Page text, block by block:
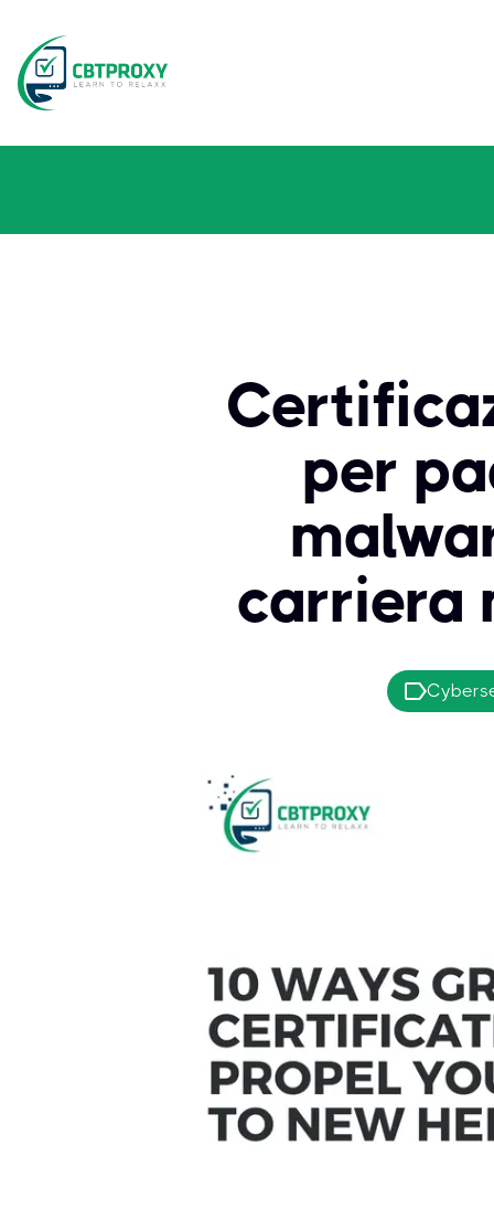
per
carriera